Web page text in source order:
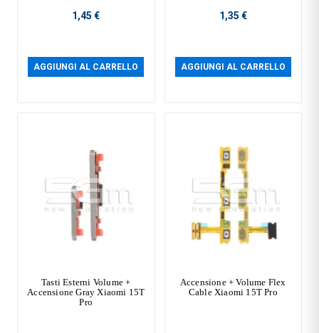
1,45 €
AGGIUNGI AL CARRELLO
1,35 €
AGGIUNGI AL CARRELLO
Tasti Esterni Volume +
Accensione Gray Xiaomi 15T
Pro
Accensione + Volume Flex
Cable Xiaomi 15T Pro